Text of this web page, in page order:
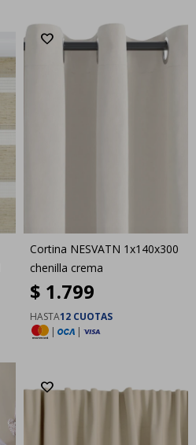
Cortina NESVATN 1x140x300
chenilla crema
$ 1.799
HASTA12 CUOTAS
|
|